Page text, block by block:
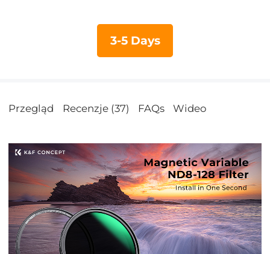
3-5 Days
Przegląd Recenzje (37) FAQs Wideo